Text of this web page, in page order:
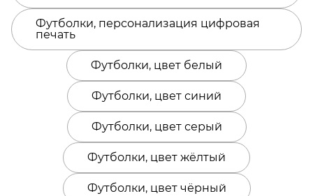
Футболки, персонализация цифровая
печать
Футболки, цвет белый
Футболки, цвет синий
Футболки, цвет серый
Футболки, цвет жёлтый
Футболки, цвет чёрный